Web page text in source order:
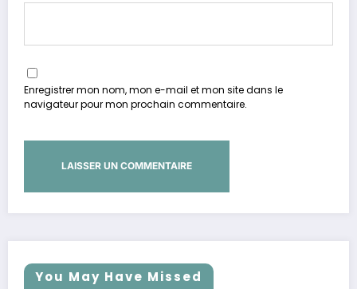
Enregistrer mon nom, mon e-mail et mon site dans le
navigateur pour mon prochain commentaire.
You May Have Missed